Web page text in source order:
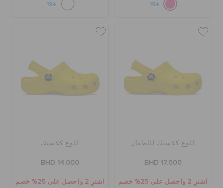
+19
+19
كلوغ كلاسيك للأطفال
BHD 17.000
اشترِ 2 واحصل على 25% خصم
كلوغ كلاسيك
BHD 14.000
اشترِ 2 واحصل على 25% خصم